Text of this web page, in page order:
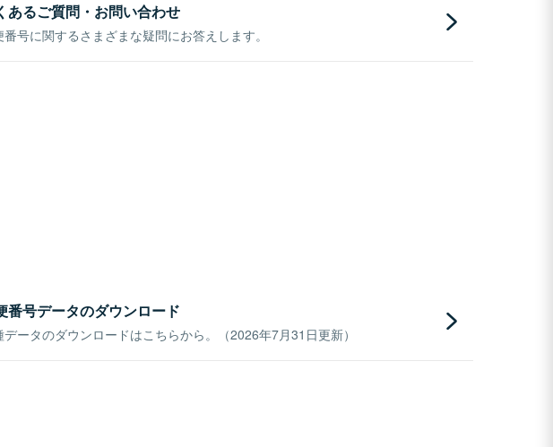
あるご質問・お問い合わせ
番号に関するさまざまな疑問にお答えします。
番号データのダウンロード
データのダウンロードはこちらから。（2026年7月31日更新）